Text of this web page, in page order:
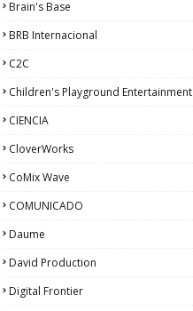
Brain's Base
BRB Internacional
C2C
Children's Playground Entertainment
CIENCIA
CloverWorks
CoMix Wave
COMUNICADO
Daume
David Production
Digital Frontier